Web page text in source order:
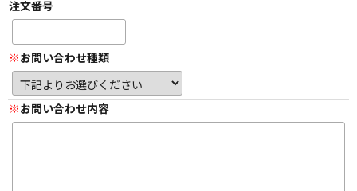
注文番号
お問い合わせ種類
お問い合わせ内容